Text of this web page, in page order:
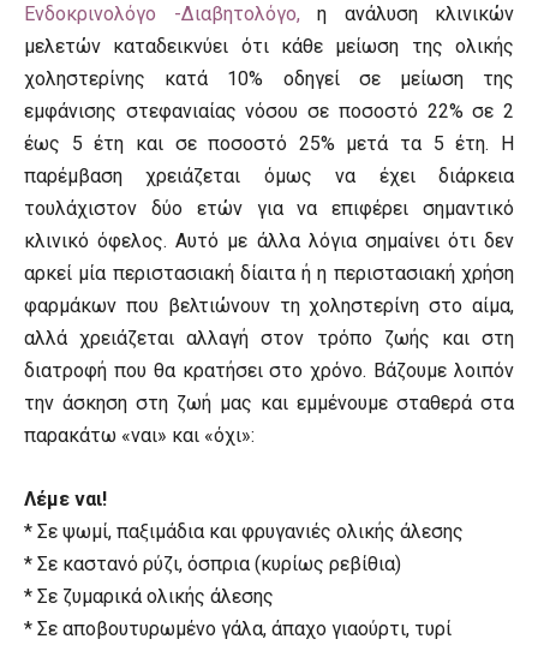
Ενδοκρινολόγο -Διαβητολόγο, η ανάλυση κλινικών
μελετών καταδεικνύει ότι κάθε μείωση της ολικής
χοληστερίνης κατά 10% οδηγεί σε μείωση της
εμφάνισης στεφανιαίας νόσου σε ποσοστό 22% σε 2
έως 5 έτη και σε ποσοστό 25% μετά τα 5 έτη. Η
παρέμβαση χρειάζεται όμως να έχει διάρκεια
τουλάχιστον δύο ετών για να επιφέρει σημαντικό
κλινικό όφελος. Αυτό με άλλα λόγια σημαίνει ότι δεν
αρκεί μία περιστασιακή δίαιτα ή η περιστασιακή χρήση
φαρμάκων που βελτιώνουν τη χοληστερίνη στο αίμα,
αλλά χρειάζεται αλλαγή στον τρόπο ζωής και στη
διατροφή που θα κρατήσει στο χρόνο. Βάζουμε λοιπόν
την άσκηση στη ζωή μας και εμμένουμε σταθερά στα
παρακάτω «ναι» και «όχι»:
Λέμε ναι!
* Σε ψωμί, παξιμάδια και φρυγανιές ολικής άλεσης
* Σε καστανό ρύζι, όσπρια (κυρίως ρεβίθια)
* Σε ζυμαρικά ολικής άλεσης
* Σε αποβουτυρωμένο γάλα, άπαχο γιαούρτι, τυρί